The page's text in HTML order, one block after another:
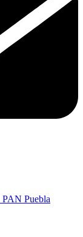
Puebla